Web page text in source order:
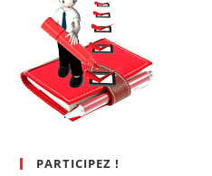
PARTICIPEZ !